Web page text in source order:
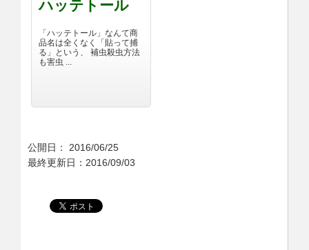
ハッテトール
「ハッテトール」なんて商
品名は全くなく「貼って捕
る」という、 補虫殺虫方法
も害虫 ...
公開日： 2016/06/25
最終更新日：2016/09/03